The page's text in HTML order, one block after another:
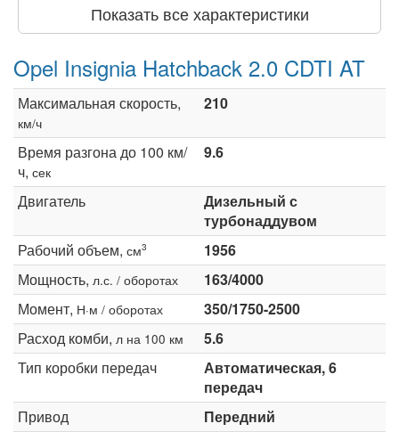
Показать все характеристики
Opel Insignia Hatchback 2.0 CDTI AT
Максимальная скорость,
км/ч
210
Время разгона до 100 км/
ч, сек
9.6
Двигатель
Дизельный с
турбонаддувом
Рабочий объем, см3
1956
Мощность, л.с. / оборотах
163/4000
Момент, Н·м / оборотах
350/1750-2500
Расход комби, л на 100 км
5.6
Тип коробки передач
Автоматическая, 6
передач
Привод
Передний